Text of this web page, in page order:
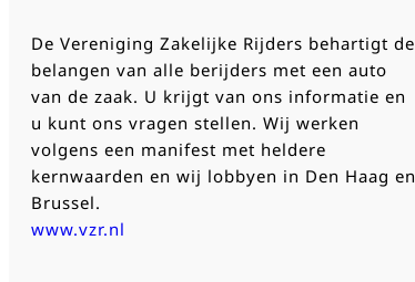
De Vereniging Zakelijke Rijders behartigt de
belangen van alle berijders met een auto
van de zaak. U krijgt van ons informatie en
u kunt ons vragen stellen. Wij werken
volgens een manifest met heldere
kernwaarden en wij lobbyen in Den Haag en
Brussel.
www.vzr.nl